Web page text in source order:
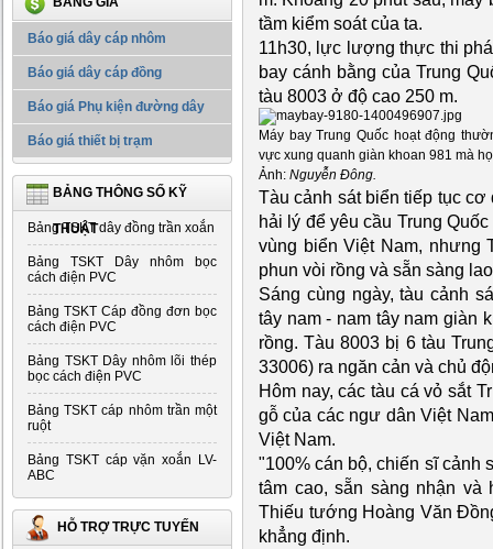
Báo giá dây cáp nhôm
Báo giá dây cáp đồng
Báo giá Phụ kiện đường dây
Báo giá thiết bị trạm
BẢNG THÔNG SỐ KỸ
THUẬT
Bảng TSKT dây đồng trần xoắn
Bảng TSKT Dây nhôm bọc
cách điện PVC
Bảng TSKT Cáp đồng đơn bọc
cách điện PVC
Bảng TSKT Dây nhôm lõi thép
bọc cách điện PVC
Bảng TSKT cáp nhôm trần một
ruột
Bảng TSKT cáp vặn xoắn LV-
ABC
HỖ TRỢ TRỰC TUYẾN
tầm kiểm soát của ta.
11h30, lực lượng thực thi
bay cánh bằng của Trung
tàu 8003 ở độ cao 250 m.
Máy bay Trung Quốc hoạt động
vực xung quanh giàn khoan 981 mà
Ảnh: Nguyễn Đông.
Tàu cảnh sát biển tiếp tục
hải lý để yêu cầu Trung
vùng biển Việt Nam, nhưng
phun vòi rồng và sẵn sàng
Sáng cùng ngày, tàu cảnh
tây nam - nam tây nam giàn
rồng. Tàu 8003 bị 6 tàu
33006) ra ngăn cản và chủ
Hôm nay, các tàu cá vỏ sắt
gỗ của các ngư dân Việt
Việt Nam.
"100% cán bộ, chiến sĩ cảnh
tâm cao, sẵn sàng nhận và
Thiếu tướng Hoàng Văn
khẳng định.